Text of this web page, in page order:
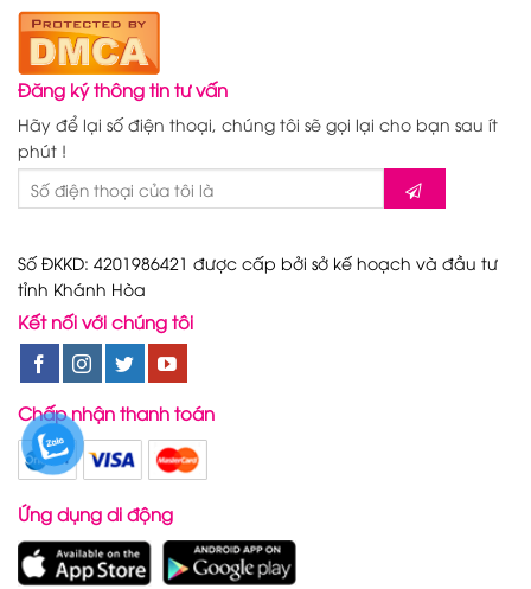
Đăng ký thông tin tư vấn
Hãy để lại số điện thoại, chúng tôi sẽ gọi lại cho bạn sau ít
phút !
Số ĐKKD: 4201986421 được cấp bởi sở kế hoạch và đầu tư
tỉnh Khánh Hòa
Kết nối với chúng tôi
Chấp nhận thanh toán
Ứng dụng di động